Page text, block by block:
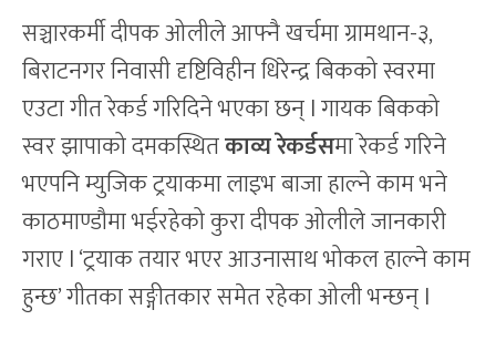
सञ्चारकर्मी दीपक ओलीले आफ्नै खर्चमा ग्रामथान-३,
बिराटनगर निवासी दृष्टिविहीन धिरेन्द्र बिकको स्वरमा
एउटा गीत रेकर्ड गरिदिने भएका छन् l गायक बिकको
स्वर झापाको दमकस्थितकाव्य रेकर्डसमा रेकर्ड गरिने
भएपनि म्युजिक ट्रयाकमा लाइभ बाजा हाल्ने काम भने
काठमाण्डौमा भईरहेको कुरा दीपक ओलीले जानकारी
गराए l ‘ट्रयाक तयार भएर आउनासाथ भोकल हाल्ने काम
हुन्छ’ गीतका सङ्गीतकार समेत रहेका ओली भन्छन् l